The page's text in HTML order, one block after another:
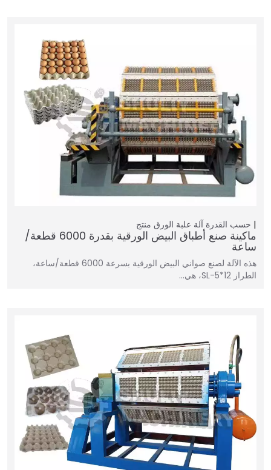
حسب القدرة آلة علبة الورق منتج
ماكينة صنع أطباق البيض الورقية بقدرة 6000 قطعة/
ساعة
هذه الآلة لصنع صواني البيض الورقية بسرعة 6000 قطعة/ساعة،
الطراز SL-5*12، هي…